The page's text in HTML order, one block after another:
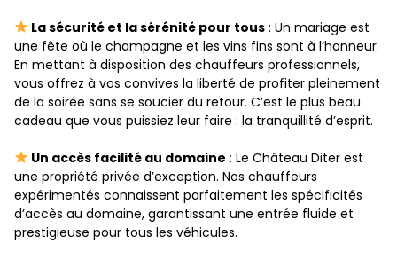
La sécurité et la sérénité pour tous: Un mariage est
une fête où le champagne et les vins fins sont à l’honneur.
En mettant à disposition des chauffeurs professionnels,
vous offrez à vos convives la liberté de profiter pleinement
de la soirée sans se soucier du retour. C’est le plus beau
cadeau que vous puissiez leur faire : la tranquillité d’esprit.
Un accès facilité au domaine : Le Château Diter est
une propriété privée d’exception. Nos chauffeurs
expérimentés connaissent parfaitement les spécificités
d’accès au domaine, garantissant une entrée fluide et
prestigieuse pour tous les véhicules.